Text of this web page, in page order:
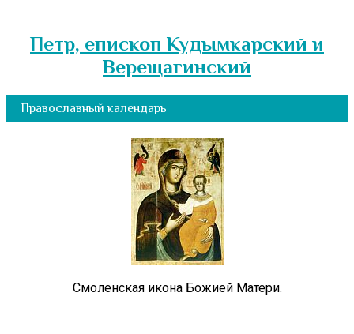
Петр, епископ Кудымкарский и
Верещагинский
Православный календарь
Смоленская икона Божией Матери.